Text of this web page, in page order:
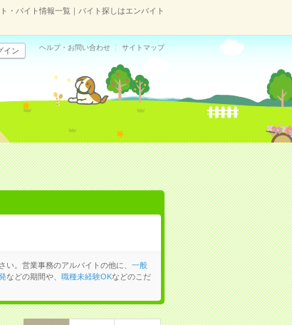
・バイト情報一覧｜バイト探しはエンバイト
イン ヘルプ・お問い合わせ サイトマップ
。営業事務のアルバイトの他に、 一般
などの期間や、 職種未経験OKなどのこだ